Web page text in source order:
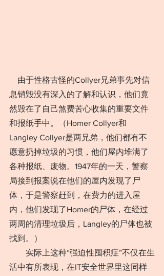
由于性格古怪的Collyer兄弟事先对信
息销毁没有深入的了解和认识，他们竟
然毁在了自己煞费苦心收集的重要文件
和报纸手中。（Homer Collyer和
Langley Collyer是两兄弟，他们都有不
愿意扔掉垃圾的习惯，他们屋内堆满了
各种报纸、废物。1947年的一天，警察
局接到报案说在他们的屋内发现了尸
体，于是警察赶到，在费力的进入屋
内，他们发现了Homer的尸体，在经过
两周的清理垃圾后，Langley的尸体也被
找到。）
实际上这种“强迫性囤积症”不仅在生
活中有所表现，在IT安全世界里这同样